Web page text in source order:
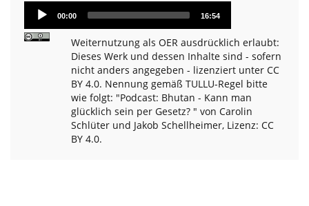
Audio
Player
00:00 16:54
Weiternutzung als OER ausdrücklich erlaubt:
Dieses Werk und dessen Inhalte sind - sofern
nicht anders angegeben - lizenziert unter CC
BY 4.0. Nennung gemäß TULLU-Regel bitte
wie folgt: "Podcast: Bhutan - Kann man
glücklich sein per Gesetz? " von Carolin
Schlüter und Jakob Schellheimer, Lizenz: CC
BY 4.0.